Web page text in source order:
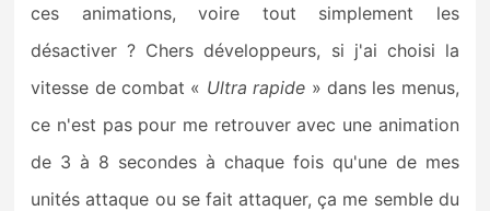
ces animations, voire tout simplement les
désactiver ? Chers développeurs, si j'ai choisi la
vitesse de combat « Ultra rapide » dans les menus,
ce n'est pas pour me retrouver avec une animation
de 3 à 8 secondes à chaque fois qu'une de mes
unités attaque ou se fait attaquer, ça me semble du